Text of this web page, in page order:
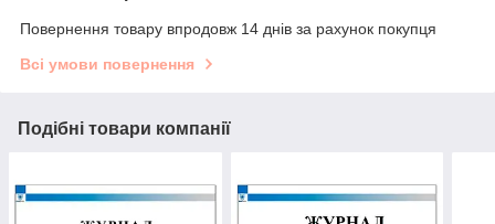
Повернення товару впродовж 14 днів за рахунок покупця
Всі умови повернення
Подібні товари компанії